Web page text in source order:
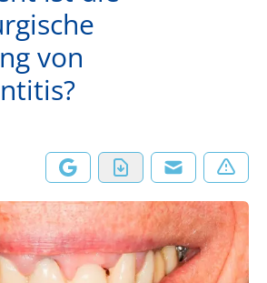
von